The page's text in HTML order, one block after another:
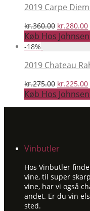
kr.560.00.
2019 Carpe
kr.360.00 Den
pris
kr.360.00.
kr.280.00
Køb Hos
-18%
2019 Chateau
kr.275.00 Den
pris
kr.225.00
Køb Hos
Vinbutler
Hos Vinbutler
vine, til super
vine, har vi også
andet. Er du vin
sted.